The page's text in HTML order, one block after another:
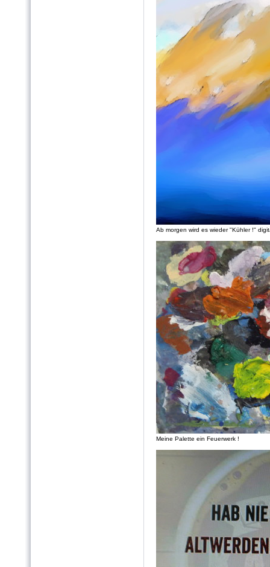
Ab morgen wird es wieder "Kühler !"
Meine Palette ein Feuerwerk !